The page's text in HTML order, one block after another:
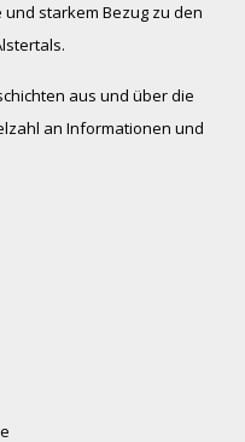
starkem Bezug zu den
aus und über die
an Informationen und